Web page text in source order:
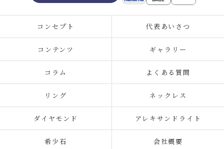
コンセプト 代表あいさつ
コンテンツ ギャラリー
コラム よくある質問
リング ネックレス
ダイヤモンド アレキサンドライト
希少石 会社概要